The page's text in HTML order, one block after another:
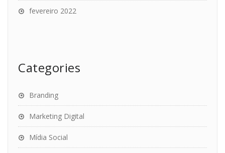
fevereiro 2022
Categories
Branding
Marketing Digital
Mídia Social